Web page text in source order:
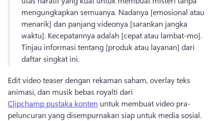
mengungkapkan semuanya. Nadanya [emosional atau
menarik] dan panjang videonya [sarankan jangka
waktu].
Tinjau informasi tentang [produk atau layanan] dari
daftar singkat ini.
Edit video teaser dengan rekaman saham, overlay teks
animasi, dan musik bebas royalti dari
Clipchamp pustaka konten untuk membuat video pra-
peluncuran yang disempurnakan siap untuk media sosial.